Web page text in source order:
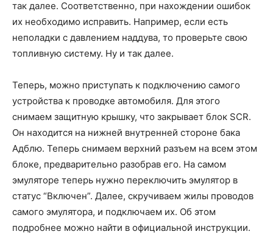
так далее. Соответственно, при нахождении ошибок
их необходимо исправить. Например, если есть
неполадки с давлением наддува, то проверьте свою
топливную систему. Ну и так далее.
Теперь, можно приступать к подключению самого
устройства к проводке автомобиля. Для этого
снимаем защитную крышку, что закрывает блок SCR.
Он находится на нижней внутренней стороне бака
Адблю. Теперь снимаем верхний разъем на всем этом
блоке, предварительно разобрав его. На самом
эмуляторе теперь нужно переключить эмулятор в
статус “Включен”. Далее, скручиваем жилы проводов
самого эмулятора, и подключаем их. Об этом
подробнее можно найти в официальной инструкции.